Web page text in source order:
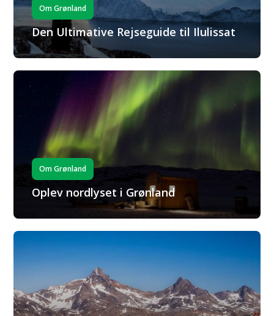
Om Grønland
Den Ultimative Rejseguide til Ilulissat
Om Grønland
Oplev nordlyset i Grønland